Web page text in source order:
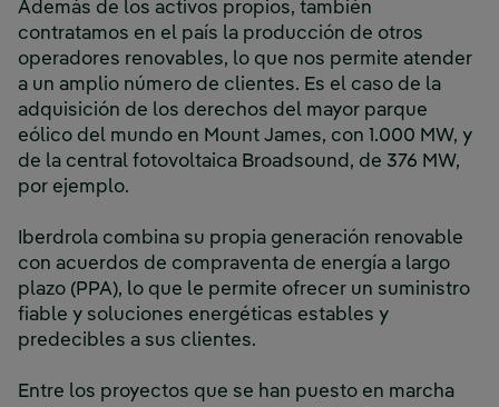
Además de los activos propios, también
contratamos en el país la producción de otros
operadores renovables, lo que nos permite atender
a un amplio número de clientes. Es el caso de la
adquisición de los derechos del mayor parque
eólico del mundo en Mount James, con 1.000 MW, y
de la central fotovoltaica Broadsound, de 376 MW,
por ejemplo.
Iberdrola combina su propia generación renovable
con acuerdos de compraventa de energía a largo
plazo (PPA), lo que le permite ofrecer un suministro
fiable y soluciones energéticas estables y
predecibles a sus clientes.
Entre los proyectos que se han puesto en marcha